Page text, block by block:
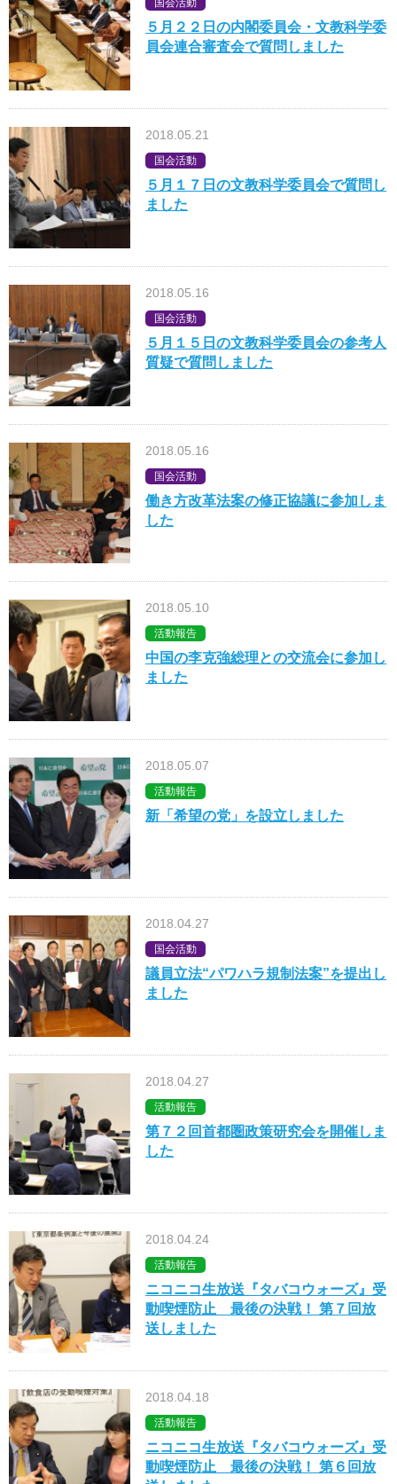
５月２２日の内閣委員会・文教科学委
員会連合審査会で質問しました
2018.05.21
国会活動
５月１７日の文教科学委員会で質問し
ました
2018.05.16
国会活動
５月１５日の文教科学委員会の参考人
質疑で質問しました
2018.05.16
国会活動
働き方改革法案の修正協議に参加しま
した
2018.05.10
活動報告
中国の李克強総理との交流会に参加し
ました
2018.05.07
活動報告
新「希望の党」を設立しました
2018.04.27
国会活動
議員立法“パワハラ規制法案”を提出し
ました
2018.04.27
活動報告
第７２回首都圏政策研究会を開催しま
した
2018.04.24
活動報告
ニコニコ生放送『タバコウォーズ』受
動喫煙防止 最後の決戦！ 第７回放
送しました
2018.04.18
活動報告
ニコニコ生放送『タバコウォーズ』受
動喫煙防止 最後の決戦！ 第６回放